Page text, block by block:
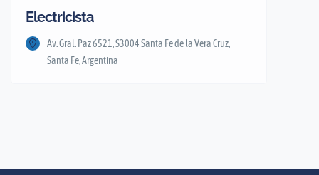
Electricista
Av. Gral. Paz 6521, S3004 Santa Fe de la Vera Cruz,
Santa Fe, Argentina